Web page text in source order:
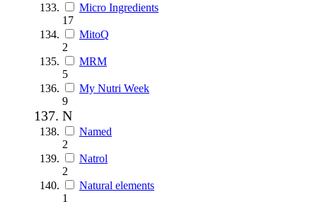
Micro Ingredients
17
MitoQ
2
MRM
5
My Nutri Week
9
N
Named
2
Natrol
2
Natural elements
1